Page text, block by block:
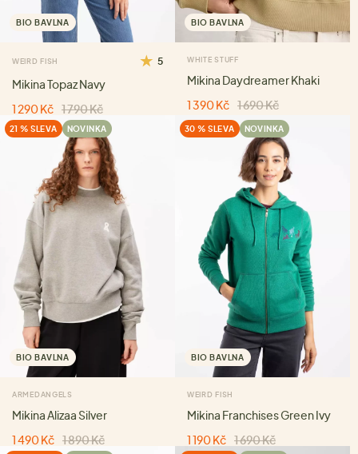
BIO BAVLNA
WEIRD FISH 5
Mikina Topaz Navy
1 290 Kč 1 790 Kč
BIO BAVLNA
WHITE STUFF
Mikina Daydreamer Khaki
1 390 Kč 1 690 Kč
21 % SLEVA NOVINKA
BIO BAVLNA
ARMEDANGELS
Mikina Alizaa Silver
1 490 Kč 1 890 Kč
30 % SLEVA NOVINKA
BIO BAVLNA
WEIRD FISH
Mikina Franchises Green Ivy
1 190 Kč 1 690 Kč